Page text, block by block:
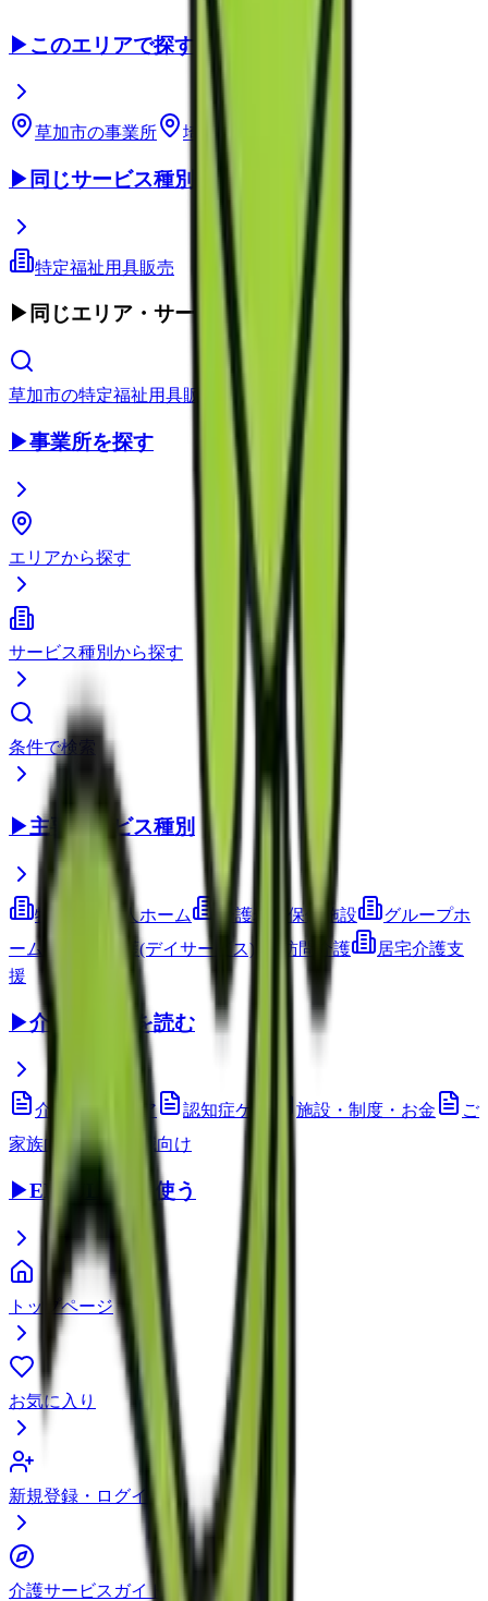
▶このエリアで探す
草加市の事業所 埼玉県
▶ 同じサービス種別
特定福祉用具販売
▶ 同じエリア・サービス種別
草加市の特定福祉用具販売
▶事業所を探す
エリアから探す
サービス種別から探す
条件で検索
▶主要サービス種別
特別養護老人ホーム 介護老人保健施設
グループホ
ーム
通所介護(デイサービス) 訪問介護
居宅介護支
援
▶介護コラムを読む
介護技術・ケア 認知症ケア 施設・制度・お金
ご
家族向け
介護職向け
▶EEFUL DBを使う
トップページ
お気に入り
新規登録・ログイン
介護サービスガイド